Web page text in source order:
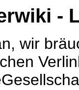
-
wir